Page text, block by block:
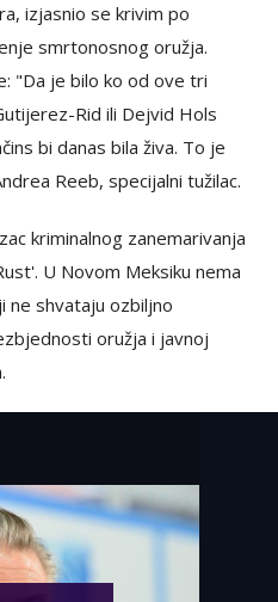
izjasnio se krivim po
smrtonosnog oružja.
"Da je bilo ko od ove tri
Rid ili Dejvid Hols
bi danas bila živa. To je
Reeb, specijalni tužilac.
kriminalnog zanemarivanja
U Novom Meksiku nema
ne shvataju ozbiljno
oružja i javnoj